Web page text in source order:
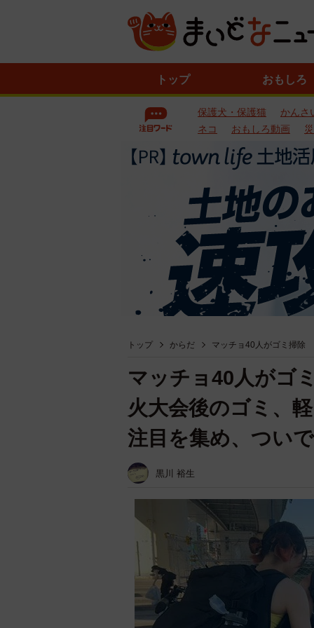
トップ おもしろ
保護犬・保護猫
かんさ
ネコ
おもしろ動画
トップ からだ マッチョ40人がゴミ掃除
マッチョ40人がゴ
火大会後のゴミ、
注目を集め、つい
黒川 裕生